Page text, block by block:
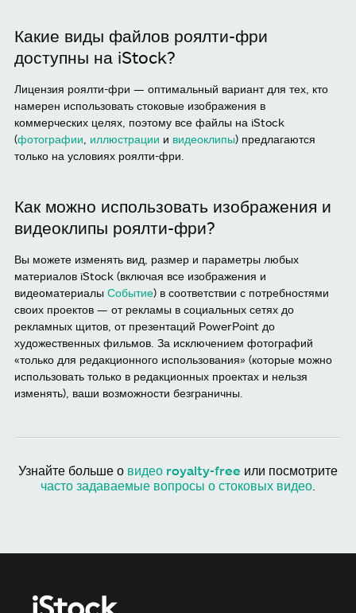
Какие виды файлов роялти-фри
доступны на iStock?
Лицензия роялти-фри — оптимальный вариант для тех, кто
намерен использовать стоковые изображения в
коммерческих целях, поэтому все файлы на iStock
(фотографии иллюстрации и видеоклипы) предлагаются
только на условиях роялти-фри.
Как можно использовать изображения и
видеоклипы роялти-фри?
Вы можете изменять вид, размер и параметры любых
материалов iStock (включая все изображения и
видеоматериалы Событие) в соответствии с потребностями
своих проектов — от рекламы в социальных сетях до
рекламных щитов, от презентаций PowerPoint до
художественных фильмов. За исключением фотографий
«только для редакционного использования» (которые можно
использовать только в редакционных проектах и нельзя
изменять), ваши возможности безграничны.
Узнайте больше о видео royalty-free или посмотрите
часто задаваемые вопросы о стоковых видео